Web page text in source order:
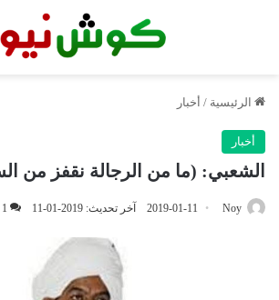
الرئيسية / أخبار
أخبار
الشعبي: (ما من الرجالة نقفز من
Noy
2019-01-11 آخر تحديث: 2019-01-11 1